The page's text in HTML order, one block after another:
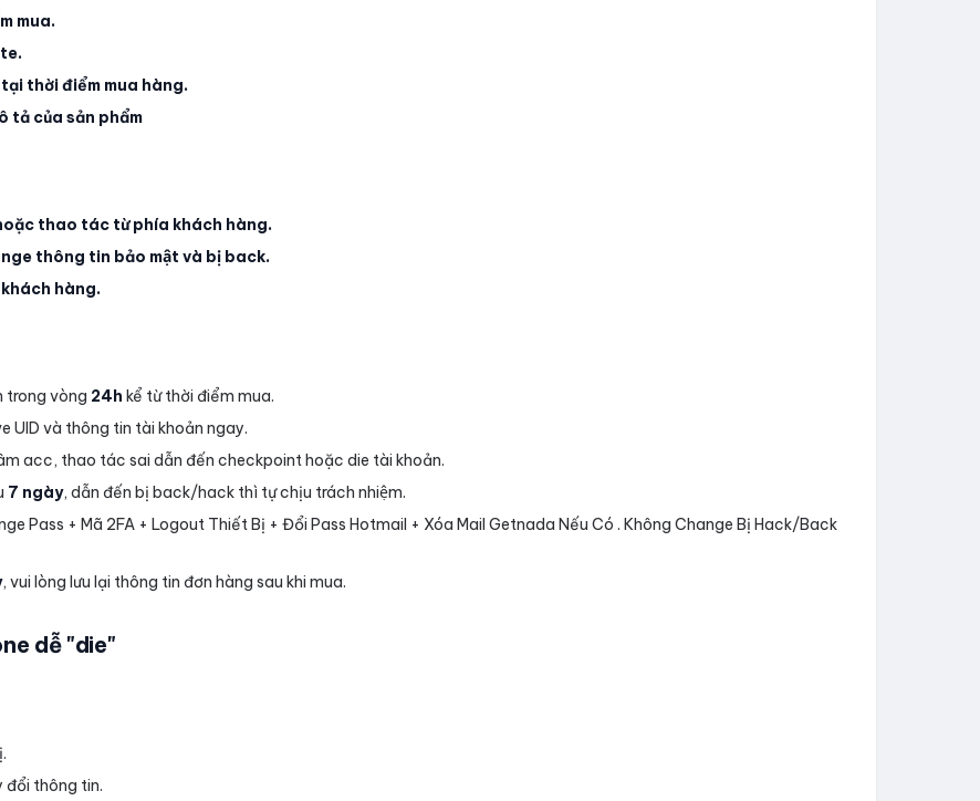
mua.
thời điểm mua hàng.
tả của sản phẩm
thao tác từ phía khách hàng.
thông tin bảo mật và bị back.
hàng.
trong vòng 24h kể từ thời điểm mua.
UID và thông tin tài khoản ngay.
acc, thao tác sai dẫn đến checkpoint hoặc die tài khoản.
7 ngày, dẫn đến bị back/hack thì tự chịu trách nhiệm.
Pass + Mã 2FA + Logout Thiết Bị + Đổi Pass Hotmail + Xóa Mail Getnada Nếu Có . Không Change Bị Hack/Back
, vui lòng lưu lại thông tin đơn hàng sau khi mua.
dễ "die"
thông tin.